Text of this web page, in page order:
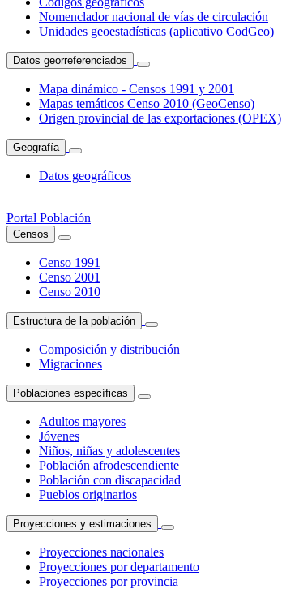
Nomenclador nacional de vías de circulación
Unidades geoestadísticas (aplicativo CodGeo)
Datos georreferenciados
Mapa dinámico - Censos 1991 y 2001
Mapas temáticos Censo 2010 (GeoCenso)
Origen provincial de las exportaciones (OPEX)
Geografía
Datos geográficos
Portal Población
Censos
Censo 1991
Censo 2001
Censo 2010
Estructura de la población
Composición y distribución
Migraciones
Poblaciones específicas
Adultos mayores
Jóvenes
Niños, niñas y adolescentes
Población afrodescendiente
Población con discapacidad
Pueblos originarios
Proyecciones y estimaciones
Proyecciones nacionales
Proyecciones por departamento
Proyecciones por provincia